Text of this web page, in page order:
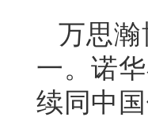
万思
一。诺
续同中